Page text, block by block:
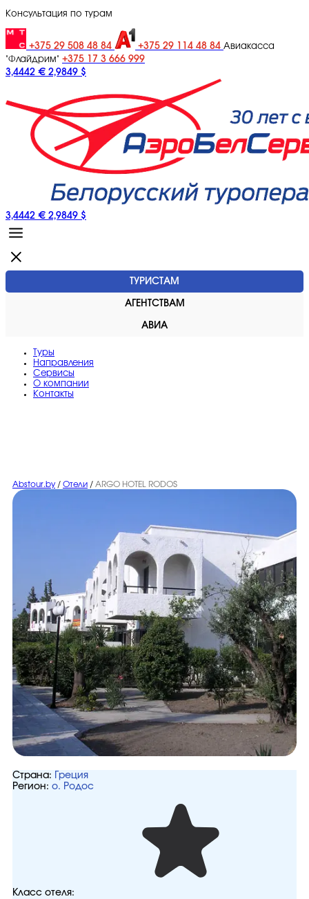
Консультация по турам
+375 29 508 48 84 +375 29 114 48 84 Авиакасса
"Флайдрим" +375 17 3 666 999
3,4442 € 2,9849 $
3,4442 € 2,9849 $
ТУРИСТАМ
АГЕНТСТВАМ
АВИА
Туры
Направления
Сервисы
O компании
Контакты
Abstour.by / Отели / ARGO HOTEL RODOS
Страна:
Греция
Регион: о. Родос
Класс отеля: